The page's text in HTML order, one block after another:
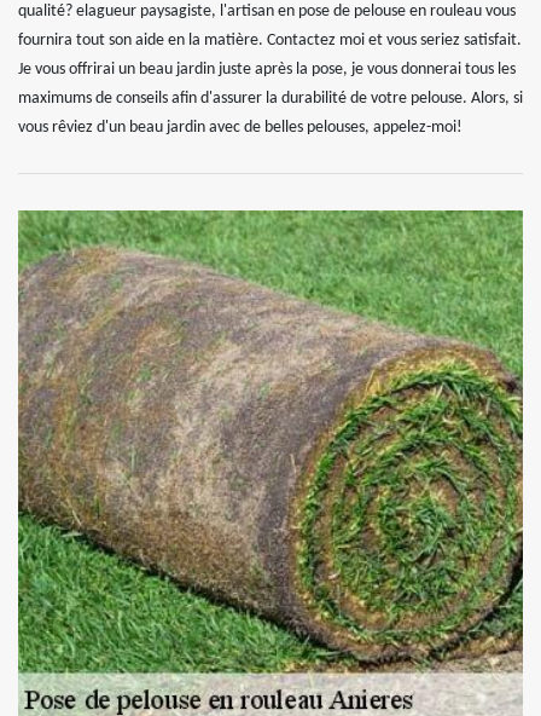
qualité? elagueur paysagiste, l'artisan en pose de pelouse en rouleau vous
fournira tout son aide en la matière. Contactez moi et vous seriez satisfait.
Je vous offrirai un beau jardin juste après la pose, je vous donnerai tous les
maximums de conseils afin d'assurer la durabilité de votre pelouse. Alors, si
vous rêviez d'un beau jardin avec de belles pelouses, appelez-moi!